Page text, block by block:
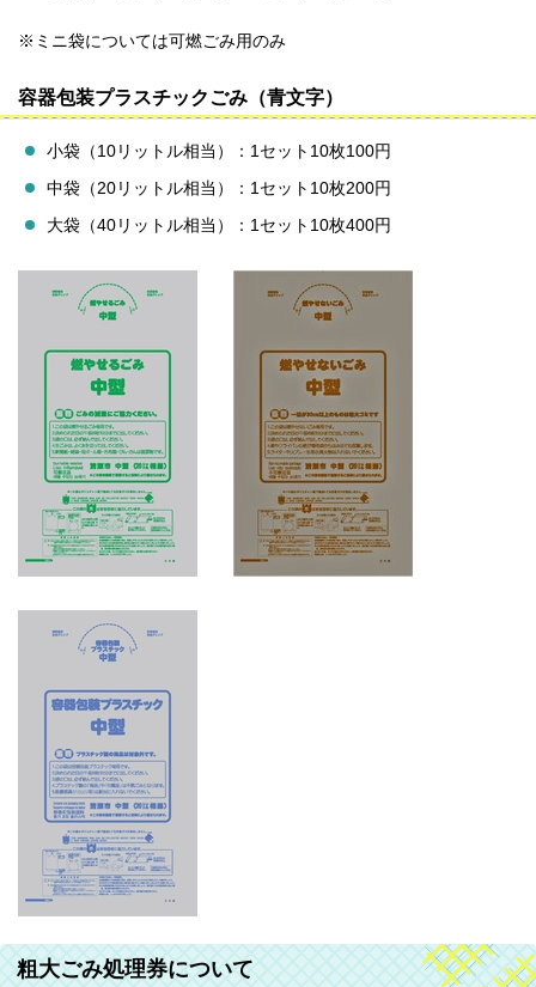
※ミニ袋については可燃ごみ用のみ
容器包装プラスチックごみ（青文字）
小袋（10リットル相当）：1セット10枚100円
中袋（20リットル相当）：1セット10枚200円
大袋（40リットル相当）：1セット10枚400円
粗大ごみ処理券について